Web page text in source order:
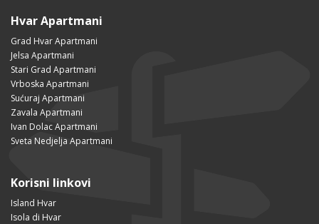
Hvar Apartmani
Grad Hvar Apartmani
Jelsa Apartmani
Stari Grad Apartmani
Vrboska Apartmani
Sućuraj Apartmani
Zavala Apartmani
Ivan Dolac Apartmani
Sveta Nedjelja Apartmani
Korisni linkovi
Island Hvar
Isola di Hvar